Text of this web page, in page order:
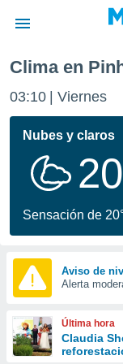
de
ha sido
calidad.
a este
las
y
forma
digital
basada
Clima en
03:10 Viernes
Nubes y claros
Sensación de
Aviso de
Alerta
Última hora
Claudia